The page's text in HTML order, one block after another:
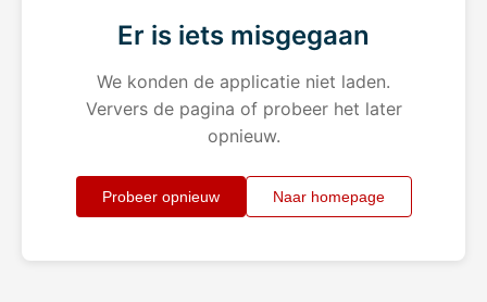
Er is iets misgegaan
We konden de applicatie niet laden.
Ververs de pagina of probeer het later
opnieuw.
Probeer opnieuw Naar homepage